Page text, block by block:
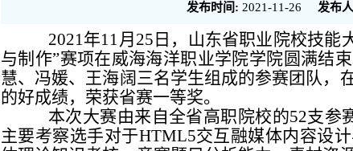
发布时间: 2021-11-26 发布
2021年11月 25 日，山东省职业院校技能
与制作”赛项在威海海洋职业学院学院圆满结
慧、冯媛、王海阔三名学生组成的参赛团队，
的好成绩，荣获省赛一等奖。
本次大赛由来自全省高职院校的52支参
主要考察选手对于HTML5交互融媒体内容设